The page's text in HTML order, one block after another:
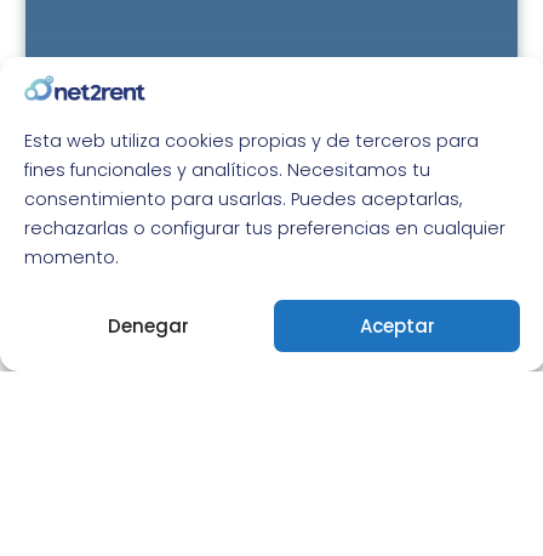
Esta web utiliza cookies propias y de terceros para
fines funcionales y analíticos. Necesitamos tu
consentimiento para usarlas. Puedes aceptarlas,
rechazarlas o configurar tus preferencias en cualquier
momento.
Aceptar
Denegar